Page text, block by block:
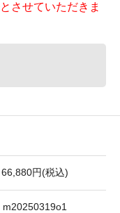
させていただきま
66,880円(税込)
m20250319o1